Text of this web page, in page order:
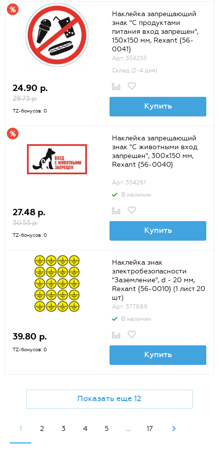
Наклейка запрещающий
знак "С продуктами
питания вход запрещен",
150х150 мм, Rexant {56-
0041}
Арт. 354255
Склад (2-4 дня)
24.90 р.
29.73 р.
TZ-бонусов: 0
Купить
Наклейка запрещающий
знак "С животными вход
запрещен", 300х150 мм,
Rexant {56-0040}
Арт. 354261
В наличии
27.48 р.
30.53 р.
TZ-бонусов: 0
Купить
Наклейка знак
электробезопасности
"Заземление", d - 20 мм,
Rexant {56-0010} (1 лист 20
шт)
Арт. 377689
В наличии
39.80 р.
TZ-бонусов: 0 Купить
Показать еще 12
1 2 3 4 5 ... 17